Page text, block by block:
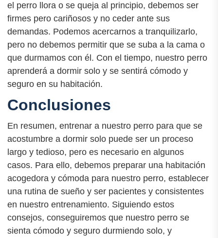
el perro llora o se queja al principio, debemos ser
firmes pero cariñosos y no ceder ante sus
demandas. Podemos acercarnos a tranquilizarlo,
pero no debemos permitir que se suba a la cama o
que durmamos con él. Con el tiempo, nuestro perro
aprenderá a dormir solo y se sentirá cómodo y
seguro en su habitación.
Conclusiones
En resumen, entrenar a nuestro perro para que se
acostumbre a dormir solo puede ser un proceso
largo y tedioso, pero es necesario en algunos
casos. Para ello, debemos preparar una habitación
acogedora y cómoda para nuestro perro, establecer
una rutina de sueño y ser pacientes y consistentes
en nuestro entrenamiento. Siguiendo estos
consejos, conseguiremos que nuestro perro se
sienta cómodo y seguro durmiendo solo, y